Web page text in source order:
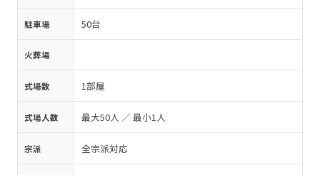
駐車場 50台
火葬場
式場数 1部屋
式場人数 最大50人 ／ 最小1人
宗派 全宗派対応